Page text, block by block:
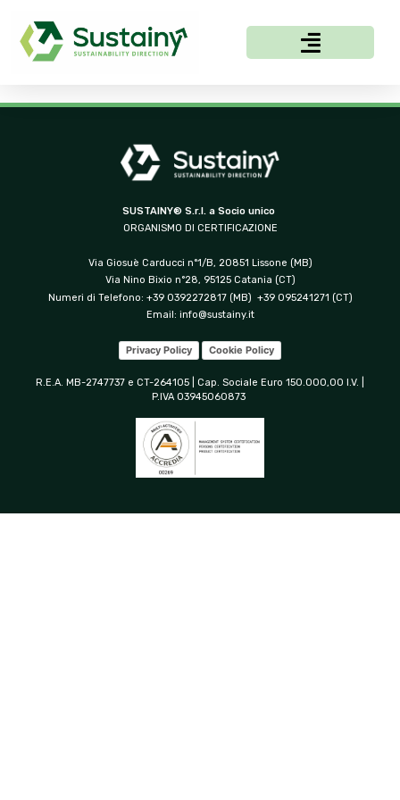
SUSTAINY® S.r.l. a Socio unico
ORGANISMO DI CERTIFICAZIONE
Via Giosuè Carducci n°1/B, 20851 Lissone (MB)
Via Nino Bixio n°28, 95125 Catania (CT)
Numeri di Telefono: +39 0392272817 (MB) +39 095241271 (CT)
Email: info@sustainy.it
Privacy Policy Cookie Policy
R.E.A. MB-2747737 e CT-264105 | Cap. Sociale Euro 150.000,00 I.V. |
P.IVA 03945060873